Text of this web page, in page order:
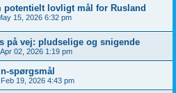
potentielt lovligt mål for Rusland
15, 2026 6:32 pm
på vej: pludselige og snigende
02, 2026 1:19 pm
spørgsmål
19, 2026 4:43 pm